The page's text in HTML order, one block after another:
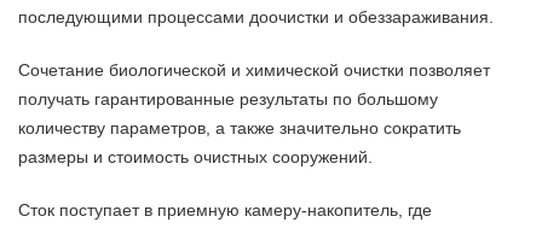
последующими процессами доочистки и обеззараживания.
Сочетание биологической и химической очистки позволяет
получать гарантированные результаты по большому
количеству параметров, а также значительно сократить
размеры и стоимость очистных сооружений.
Сток поступает в приемную камеру-накопитель, где